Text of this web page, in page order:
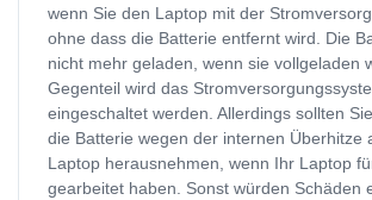
wenn Sie den Laptop mit der
ohne dass die Batterie entfernt wird. Die
nicht mehr geladen, wenn sie vollgeladen
Gegenteil wird das
eingeschaltet werden. Allerdings sollten
die Batterie wegen der internen Überhitze
Laptop herausnehmen, wenn Ihr Laptop
gearbeitet haben. Sonst würden Schäden